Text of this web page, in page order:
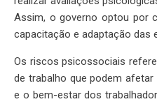
Assim, o governo optou por
capacitação e adaptação das
Os riscos psicossociais
de trabalho que podem
e o bem-estar dos